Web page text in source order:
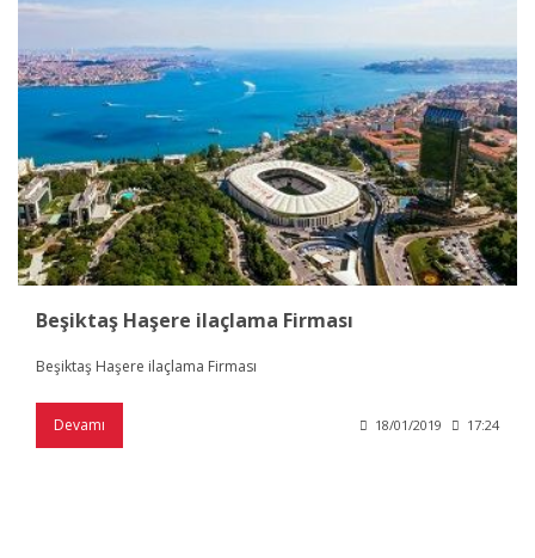
Beşiktaş Haşere ilaçlama Firması
Beşiktaş Haşere ilaçlama Firması
Devamı 18/01/2019 17:24